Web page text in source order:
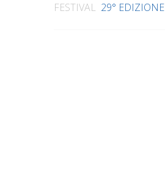
FESTIVAL 29° EDIZIONE